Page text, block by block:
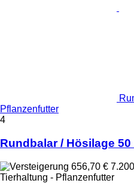
Pflanzenfutter
4
Rundbalar / Hösilage 50
656,70 €
Tierhaltung - Pflanzenfutter